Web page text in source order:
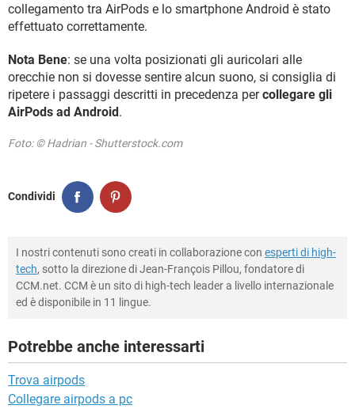
collegamento tra AirPods e lo smartphone Android è stato
effettuato correttamente.
Nota Bene: se una volta posizionati gli auricolari alle
orecchie non si dovesse sentire alcun suono, si consiglia di
ripetere i passaggi descritti in precedenza percollegare gli
AirPods ad Android.
Foto: © Hadrian - Shutterstock.com
Condividi
I nostri contenuti sono creati in collaborazione con esperti di high-
tech, sotto la direzione di Jean-François Pillou, fondatore di
CCM.net. CCM è un sito di high-tech leader a livello internazionale
ed è disponibile in 11 lingue.
Potrebbe anche interessarti
Trova airpods
Collegare airpods a pc